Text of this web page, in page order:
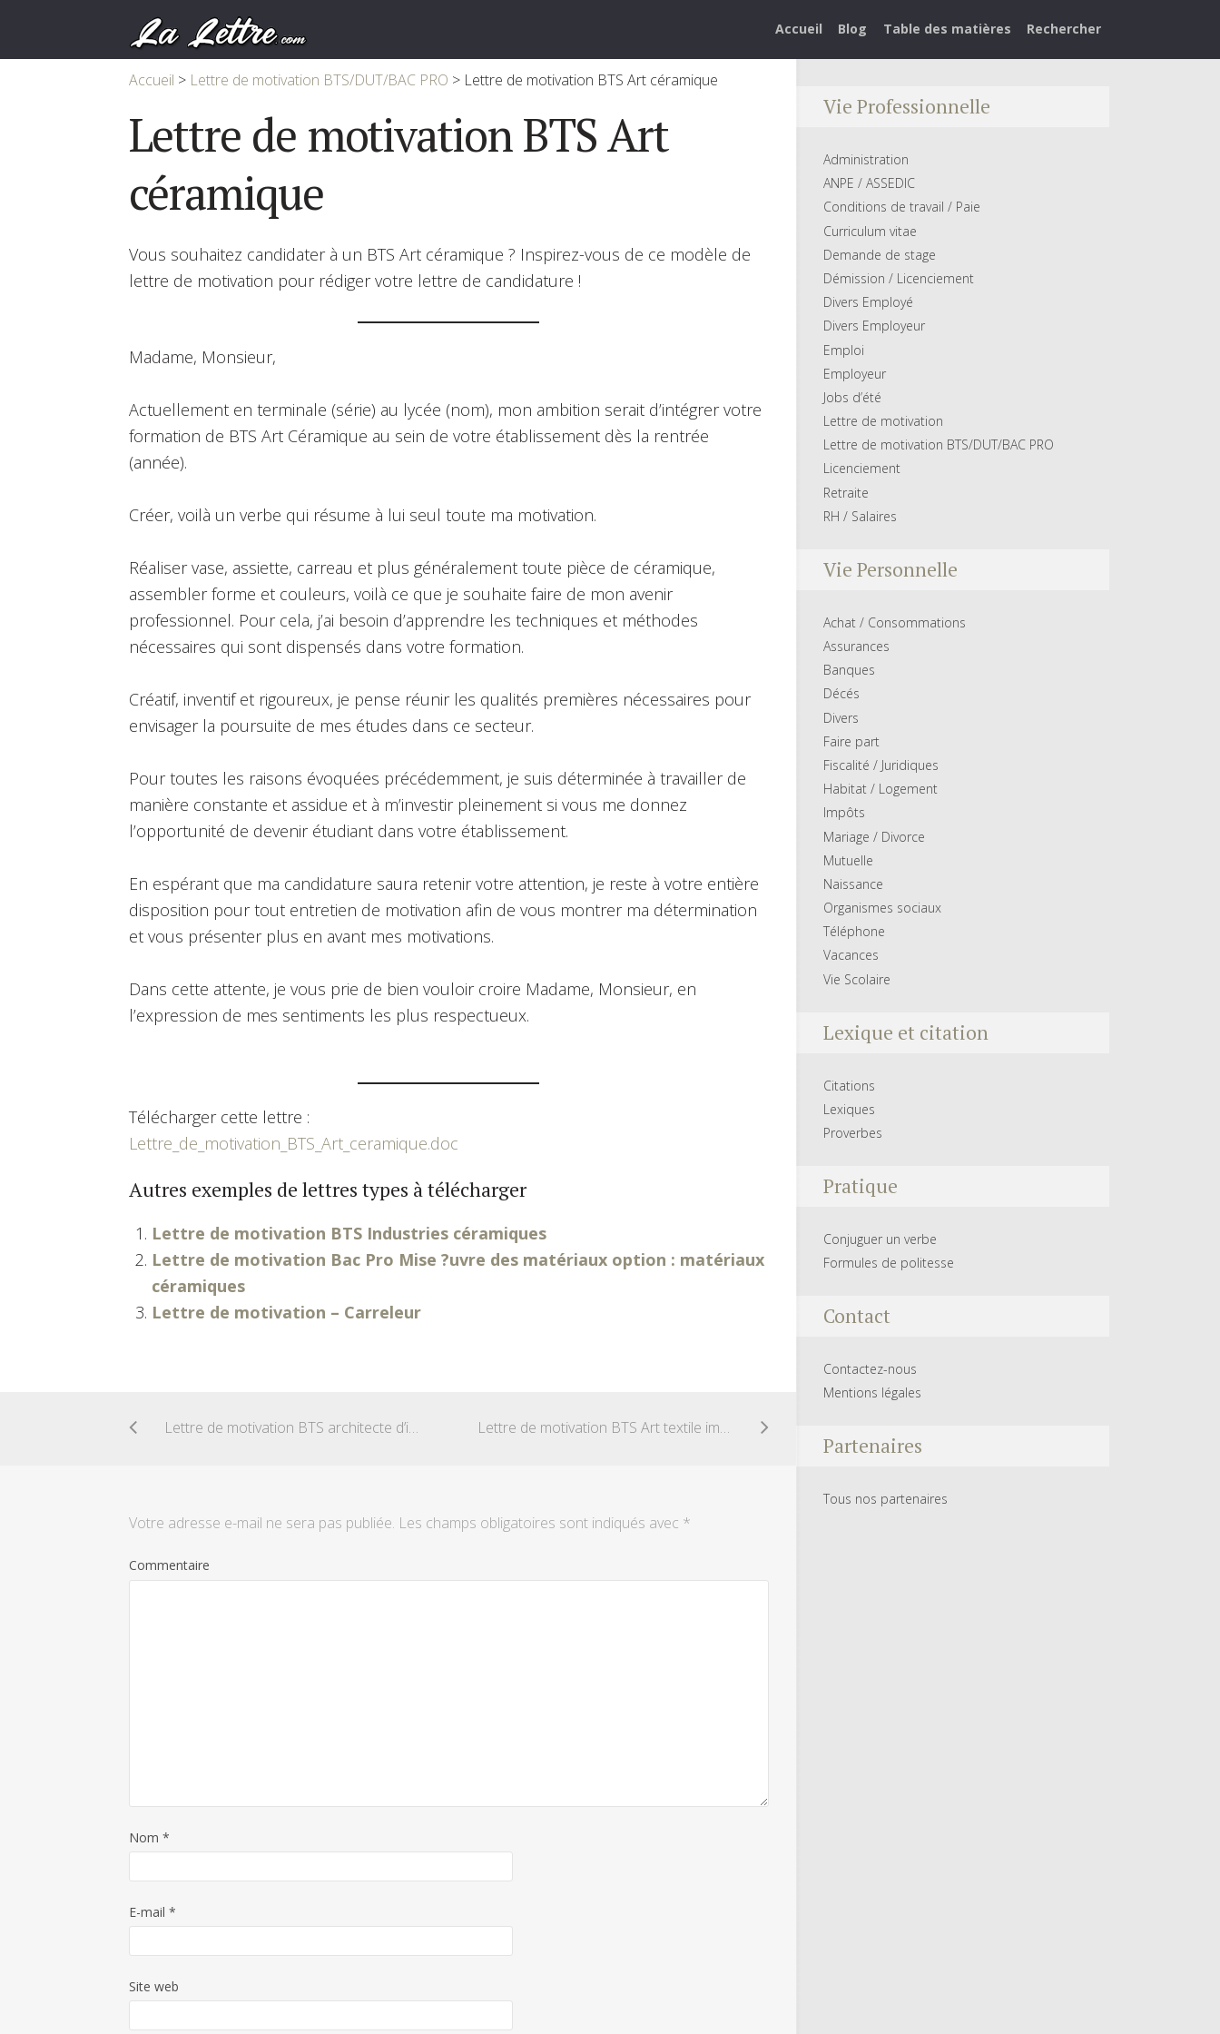
Accueil Blog Table des matières Rechercher
Accueil > Lettre de motivation BTS/DUT/BAC PRO > Lettre de motivation BTS Art céramique
Lettre de motivation BTS Art
céramique
Vous souhaitez candidater à un BTS Art céramique ? Inspirez-vous de ce modèle de
lettre de motivation pour rédiger votre lettre de candidature !
Madame, Monsieur,
Actuellement en terminale (série) au lycée (nom), mon ambition serait d’intégrer votre
formation de BTS Art Céramique au sein de votre établissement dès la rentrée
(année).
Créer, voilà un verbe qui résume à lui seul toute ma motivation.
Réaliser vase, assiette, carreau et plus généralement toute pièce de céramique,
assembler forme et couleurs, voilà ce que je souhaite faire de mon avenir
professionnel. Pour cela, j’ai besoin d’apprendre les techniques et méthodes
nécessaires qui sont dispensés dans votre formation.
Créatif, inventif et rigoureux, je pense réunir les qualités premières nécessaires pour
envisager la poursuite de mes études dans ce secteur.
Pour toutes les raisons évoquées précédemment, je suis déterminée à travailler de
manière constante et assidue et à m’investir pleinement si vous me donnez
l’opportunité de devenir étudiant dans votre établissement.
En espérant que ma candidature saura retenir votre attention, je reste à votre entière
disposition pour tout entretien de motivation afin de vous montrer ma détermination
et vous présenter plus en avant mes motivations.
Dans cette attente, je vous prie de bien vouloir croire Madame, Monsieur, en
l’expression de mes sentiments les plus respectueux.
Télécharger cette lettre :
Lettre_de_motivation_BTS_Art_ceramique.doc
Autres exemples de lettres types à télécharger
Lettre de motivation BTS Industries céramiques
Lettre de motivation Bac Pro Mise ?uvre des matériaux option : matériaux
céramiques
Lettre de motivation – Carreleur
Lettre de motivation BTS architecte d’intérieure Lettre de motivation BTS Art textile impression
Votre adresse e-mail ne sera pas publiée. Les champs obligatoires sont indiqués avec *
Commentaire
Nom *
E-mail *
Site web
Vie Professionnelle
Administration
ANPE / ASSEDIC
Conditions de travail / Paie
Curriculum vitae
Demande de stage
Démission / Licenciement
Divers Employé
Divers Employeur
Emploi
Employeur
Jobs d’été
Lettre de motivation
Lettre de motivation BTS/DUT/BAC PRO
Licenciement
Retraite
RH / Salaires
Vie Personnelle
Achat / Consommations
Assurances
Banques
Décés
Divers
Faire part
Fiscalité / Juridiques
Habitat / Logement
Impôts
Mariage / Divorce
Mutuelle
Naissance
Organismes sociaux
Téléphone
Vacances
Vie Scolaire
Lexique et citation
Citations
Lexiques
Proverbes
Pratique
Conjuguer un verbe
Formules de politesse
Contact
Contactez-nous
Mentions légales
Partenaires
Tous nos partenaires